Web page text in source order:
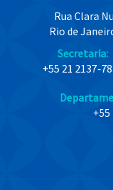
Rua Clara
Rio de
Secretaria:
+55 21 2137-
+55